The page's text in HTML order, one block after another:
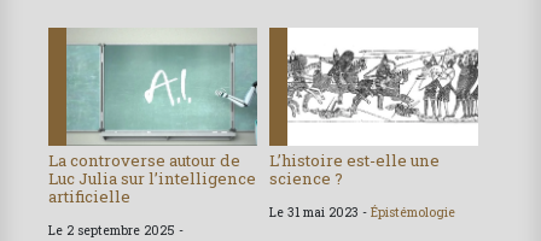
La controverse autour de
Luc Julia sur l’intelligence
artificielle
Le 2 septembre 2025 -
L’histoire est-elle une
science ?
Le 31 mai 2023 - Épistémologie